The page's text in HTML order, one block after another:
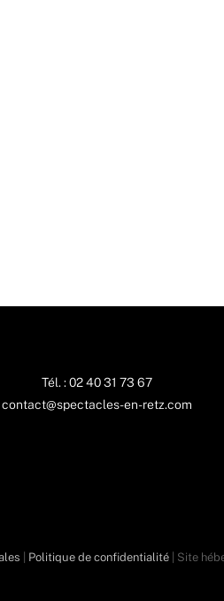
Tél. : 02 40 31 73 67
contact@spectacles-en-retz.com
Politique de confidentialité| Site